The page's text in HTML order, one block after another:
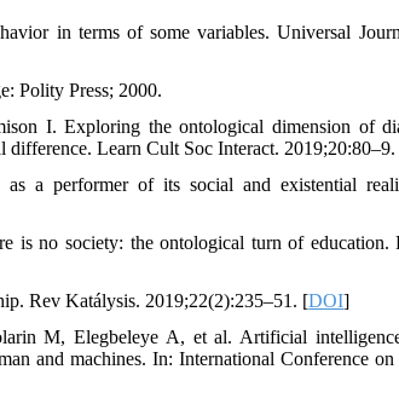
in terms of some variables. Universal
Polity Press; 2000.
I. Exploring the ontological dimension of
difference. Learn Cult Soc Interact.
a performer of its social and existential
no society: the ontological turn of education.
Rev Katálysis. 2019;22(2):235–51. [DOI]
M, Elegbeleye A, et al. Artificial
and machines. In: International Conference